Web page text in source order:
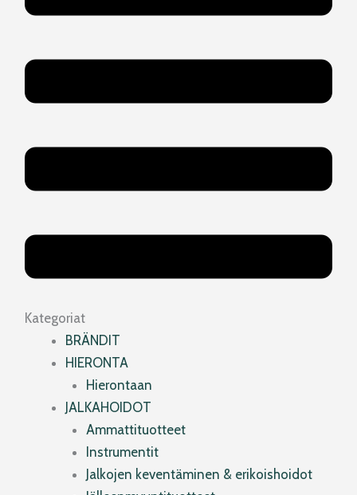
Kategoriat
BRÄNDIT
HIERONTA
Hierontaan
JALKAHOIDOT
Ammattituotteet
Instrumentit
Jalkojen keventäminen & erikoishoidot